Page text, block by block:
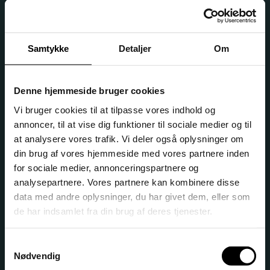
Samtykke Detaljer Om
Denne hjemmeside bruger cookies
Vi bruger cookies til at tilpasse vores indhold og
annoncer, til at vise dig funktioner til sociale medier og til
at analysere vores trafik. Vi deler også oplysninger om
din brug af vores hjemmeside med vores partnere inden
for sociale medier, annonceringspartnere og
analysepartnere. Vores partnere kan kombinere disse
data med andre oplysninger, du har givet dem, eller som
de har indsamlet fra din brug af deres tjenester.
Nødvendig
HF & VUC København Syd
Hvidovre-afdeling•Åmarkvej 1, 2650 Hvidovre
kbhsyd@kbhsyd.dk •Tlf: 45114300
Amager-afdeling•Amager Strandvej 390, 2770
Kastrup •kbhsyd@kbhsyd.dk•Tlf: 45114300
Vejledning og tilmelding